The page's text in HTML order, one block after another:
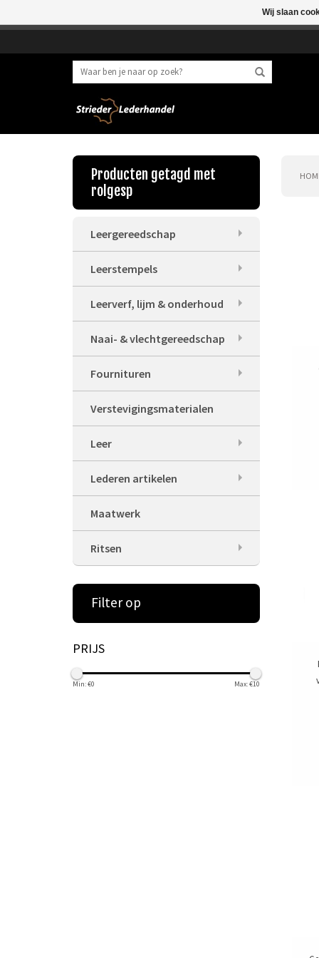
Producten getagd met
rolgesp
Leergereedschap
Leerstempels
Leerverf, lijm & onderhoud
Naai- & vlechtgereedschap
Fournituren
Verstevigingsmaterialen
Leer
Lederen artikelen
Maatwerk
Ritsen
Filter op
PRIJS
Min: €0 Max: €10
Wij slaan
Beste klant, I.v.m.